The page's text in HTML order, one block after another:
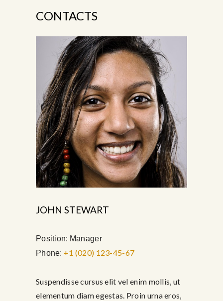
CONTACTS
JOHN STEWART
Position: Manager
Phone: +1 (020) 123-45-67
Suspendisse cursus elit vel enim mollis, ut
elementum diam egestas. Proin urna eros,